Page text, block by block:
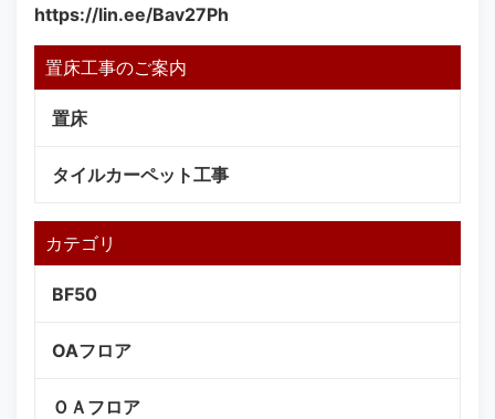
https://lin.ee/Bav27Ph
置床工事のご案内
置床
タイルカーペット工事
カテゴリ
BF50
OAフロア
ＯＡフロア